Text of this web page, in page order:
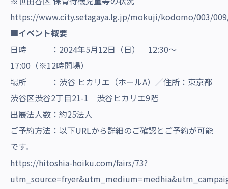
https://www.city.setagaya.lg.jp/mokuji/kodomo/003/
■イベント概要
日時 ：2024年5月12日（日） 12:30～
17:00（※12時開場）
場所 ：渋谷 ヒカリエ（ホールA）／住所：東京都
渋谷区渋谷2丁目21-1 渋谷ヒカリエ9階
出展法人数：約25法人
ご予約方法：以下URLから詳細のご確認とご予約が可能
です。
https://hitoshia-hoiku.com/fairs/73?